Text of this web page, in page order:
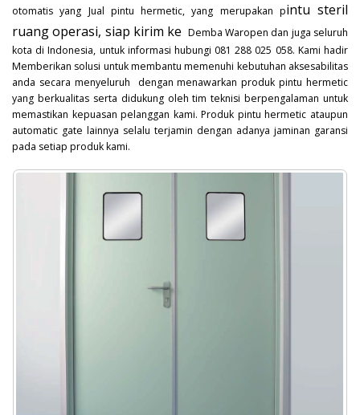
otomatis yang Jual pintu hermetic, yang merupakan pintu steril
ruang operasi, siap kirim ke Demba Waropen dan juga seluruh
kota di Indonesia, untuk informasi hubungi 081 288 025 058. Kami hadir
Memberikan solusi untuk membantu memenuhi kebutuhan aksesabilitas
anda secara menyeluruh dengan menawarkan produk pintu hermetic
yang berkualitas serta didukung oleh tim teknisi berpengalaman untuk
memastikan kepuasan pelanggan kami. Produk pintu hermetic ataupun
automatic gate lainnya selalu terjamin dengan adanya jaminan garansi
pada setiap produk kami.